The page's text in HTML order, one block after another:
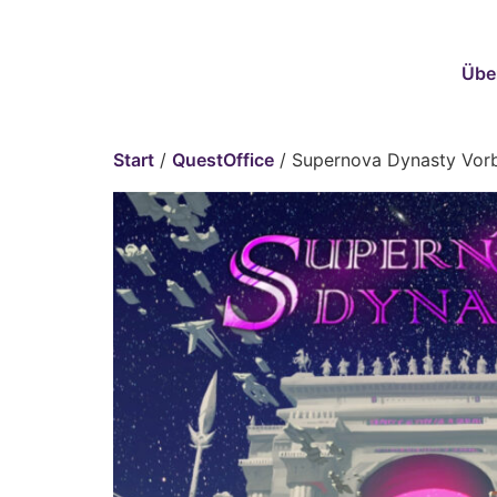
Start / QuestOffice / Supernova Dynasty